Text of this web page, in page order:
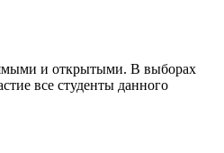
и открытыми. В выборах
все студенты данного